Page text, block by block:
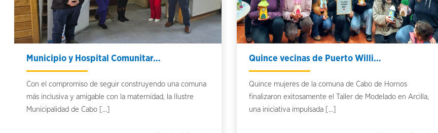
Municipio y Hospital Comunitar…
Con el compromiso de seguir construyendo una comuna
más inclusiva y amigable con la maternidad, la Ilustre
Municipalidad de Cabo […]
Quince vecinas de Puerto Willi…
Quince mujeres de la comuna de Cabo de Hornos
finalizaron exitosamente el Taller de Modelado en Arcilla,
una iniciativa impulsada […]